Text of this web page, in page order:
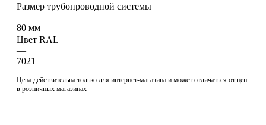
Размер трубопроводной системы
—
80 мм
Цвет RAL
—
7021
Цена действительна только для интернет-магазина и может отличаться от цен
в розничных магазинах